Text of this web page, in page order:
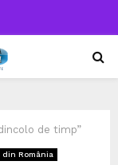
de timp”
România